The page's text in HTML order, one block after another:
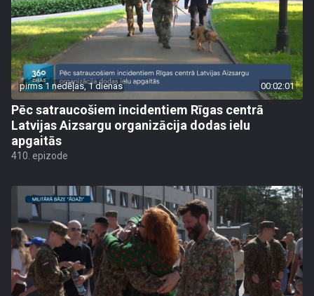
pirms 1 nedēļas, 1 dienas 00:02:01
Pēc satraucošiem incidentiem Rīgas centrā
Latvijas Aizsargu organizācija dodas ielu
apgaitās
410. epizode